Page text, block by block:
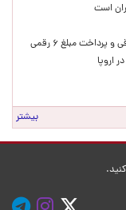
است
مبلغ ۶ رقمی
اروپا
بیشتر